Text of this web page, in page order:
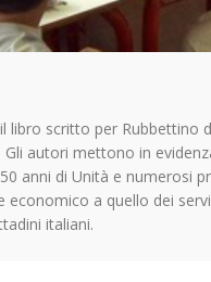
libro scritto per Rubbettino
Gli autori mettono in
anni di Unità e numerosi
economico a quello dei
italiani.